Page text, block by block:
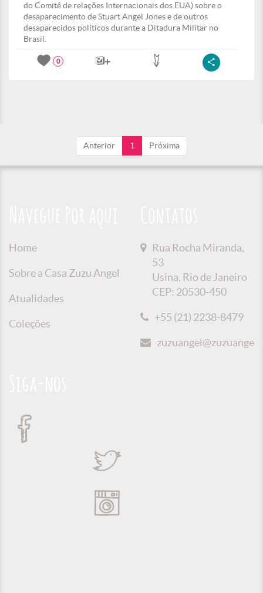
do Comitê de relações Internacionais dos EUA) sobre o
desaparecimento de Stuart Angel Jones e de outros
desaparecidos políticos durante a Ditadura Militar no
Brasil.
0
Anterior 1 Próxima
Home
Sobre a Casa Zuzu Angel
Atualidades
Coleções
Rua Rocha Miranda,
53
Usina, Rio de Janeiro
CEP: 20530-450
+55 (21) 2238-8479